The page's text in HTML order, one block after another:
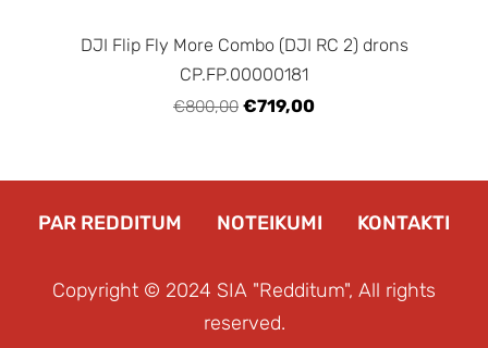
DJI Flip Fly More Combo (DJI RC 2) drons
CP.FP.00000181
€800,00 €719,00
PAR REDDITUM NOTEIKUMI KONTAKTI
Copyright © 2024 SIA "Redditum", All rights
reserved.